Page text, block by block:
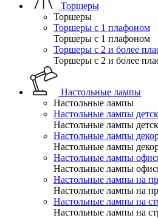
Торшеры
Торшеры
Торшеры с 1 плафоном
Торшеры с 1 плафоном
Торшеры с 2 и более
Торшеры с 2 и более
Настольные лампы
Настольные лампы
Настольные лампы
Настольные лампы
Настольные лампы
Настольные лампы
Настольные лампы
Настольные лампы
Настольные лампы на
Настольные лампы на
Настольные лампы на
Настольные лампы на